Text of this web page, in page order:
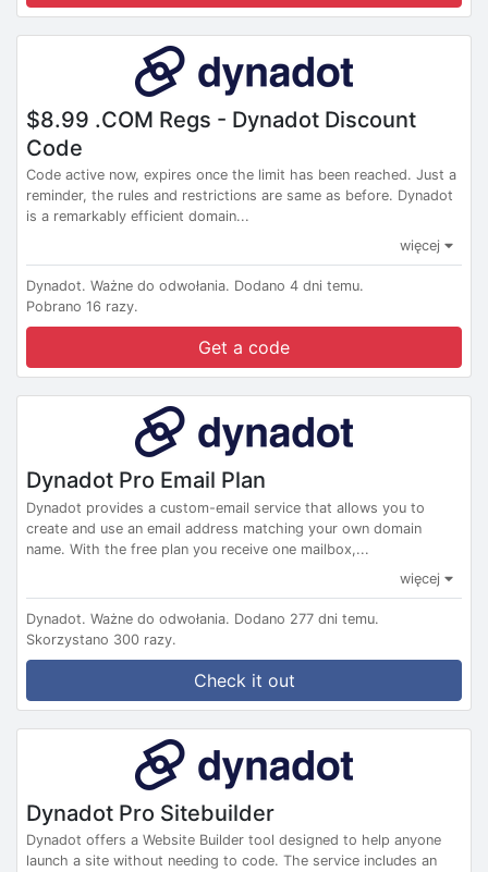
$8.99 .COM Regs - Dynadot Discount
Code
Code active now, expires once the limit has been reached. Just a
reminder, the rules and restrictions are same as before. Dynadot
is a remarkably efficient domain...
więcej
Dynadot. Ważne do odwołania. Dodano 4 dni temu.
Pobrano 16 razy.
Get a code
Dynadot Pro Email Plan
Dynadot provides a custom-email service that allows you to
create and use an email address matching your own domain
name. With the free plan you receive one mailbox,...
więcej
Dynadot. Ważne do odwołania. Dodano 277 dni temu.
Skorzystano 300 razy.
Check it out
Dynadot Pro Sitebuilder
Dynadot offers a Website Builder tool designed to help anyone
launch a site without needing to code. The service includes an